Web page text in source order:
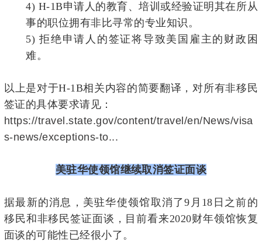
4) H-1B申请人的教育、培训或经验证明其在所从
事的职位拥有非比寻常的专业知识。
5)拒绝申请人的签证将导致美国雇主的财政困
难。
以上是对于H-1B相关内容的简要翻译，对所有非移民
签证的具体要求请见：
https://travel.state.gov/content/travel/en/News/visa
s-news/exceptions-to...
美驻华使领馆继续取消签证面谈
据最新的消息，美驻华使领馆取消了9月18日之前的
移民和非移民签证面谈，目前看来2020财年领馆恢复
面谈的可能性已经很小了。